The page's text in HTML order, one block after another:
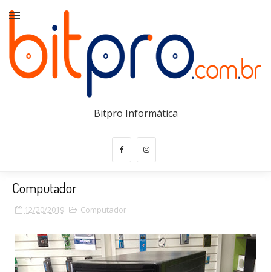
Bitpro Informática
Computador
12/20/2019 Computador